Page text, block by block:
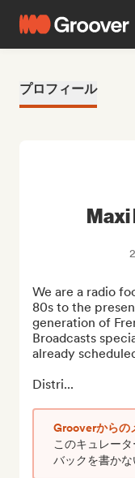
プロフィール
Maxi
We are a radio
80s to the
generation of
Broadcasts
already
Distri...
Grooverからの
このキュレー
バックを書か